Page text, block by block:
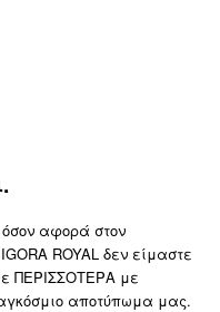
αφορά στον
ROYAL δεν είμαστε
ΠΕΡΙΣΣΟΤΕΡΑ με
αποτύπωμα μας.